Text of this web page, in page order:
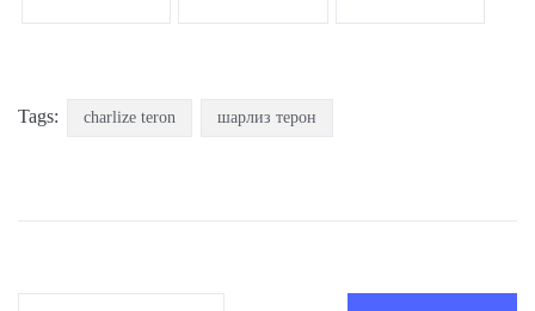
Tags: charlize teron шарлиз терон